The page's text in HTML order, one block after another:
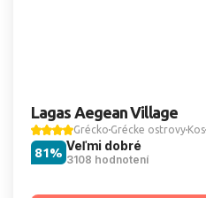
Lagas Aegean Village
Grécko Grécke ostrovy Kos
Veľmi dobré
3108 hodnotení
81%